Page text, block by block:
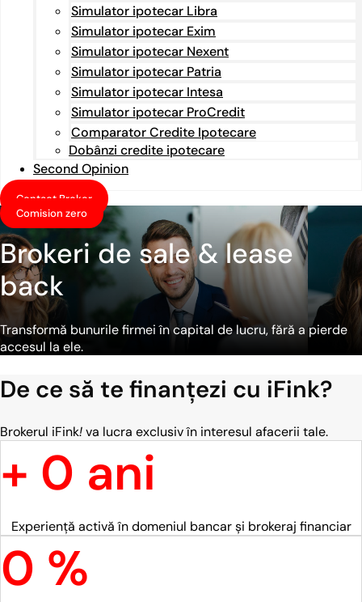
Simulator ipotecar Libra
Simulator ipotecar Exim
Simulator ipotecar Nexent
Simulator ipotecar Patria
Simulator ipotecar Intesa
Simulator ipotecar ProCredit
Comparator Credite Ipotecare
Dobânzi credite ipotecare
Second Opinion
Contact Broker
Comision zero
Brokeri de sale & lease
back
Transformă bunurile firmei în capital de lucru, fără a pierde
accesul la ele.
De ce să te finanțezi cu iFink?
Brokerul iFink!va lucra exclusiv în interesul afacerii tale.
+ 0 ani
Experiență activă în domeniul bancar și brokeraj financiar
0 %